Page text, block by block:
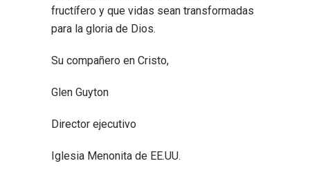
fructífero y que vidas sean transformadas
para la gloria de Dios.
Su compañero en Cristo,
Glen Guyton
Director ejecutivo
Iglesia Menonita de EE.UU.